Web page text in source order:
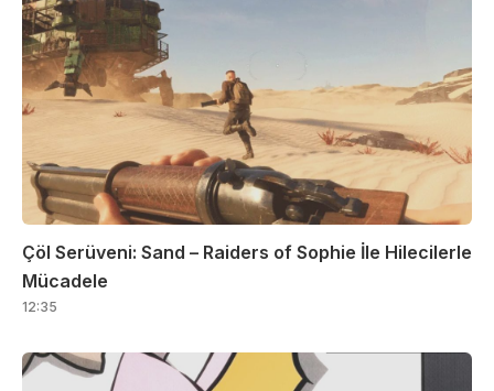
Çöl Serüveni: Sand – Raiders of Sophie İle Hilecilerle
Mücadele
12:35